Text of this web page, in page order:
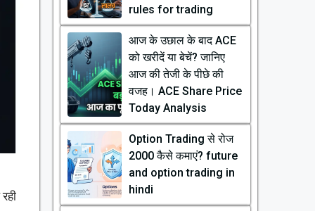
rules for trading
आज के उछाल के बाद ACE
को खरीदें या बेचें? जानिए
आज की तेजी के पीछे की
वजह। ACE Share Price
Today Analysis
Option Trading से रोज
₹2000 कैसे कमाएं? future
and option trading in
hindi